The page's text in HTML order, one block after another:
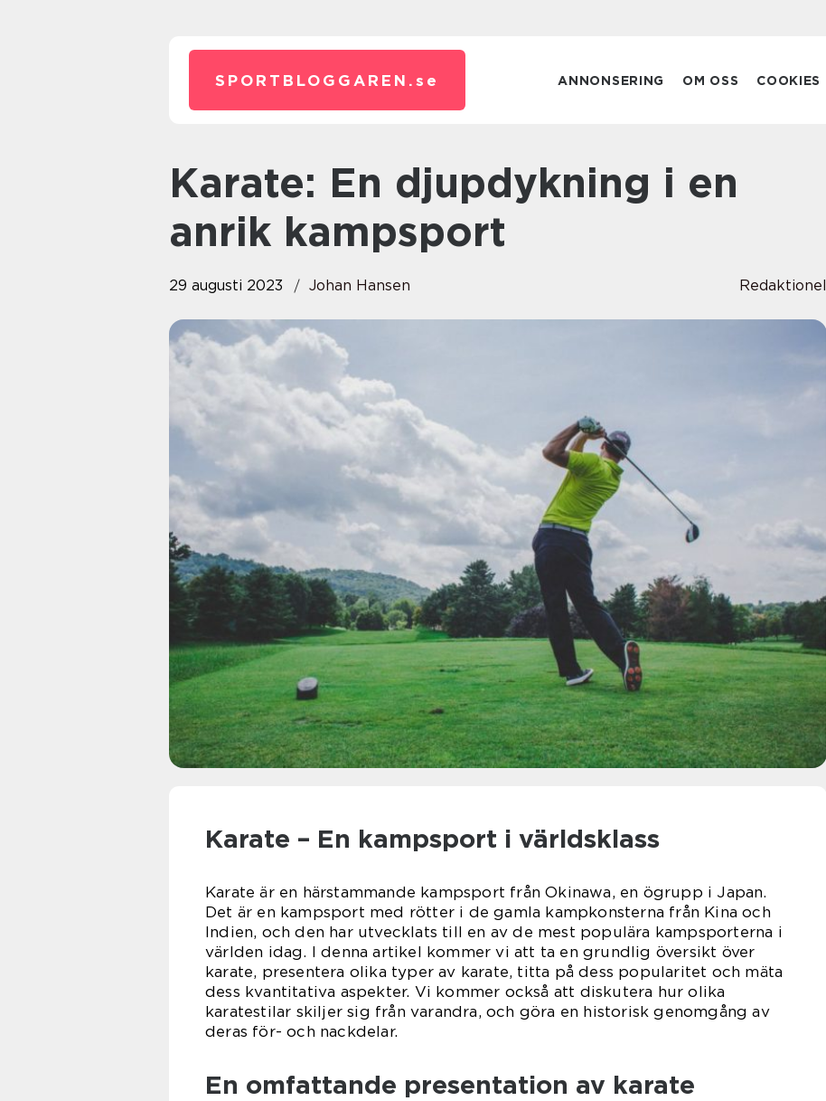
SPORTBLOGGAREN. se ANNONSERING OM OSS COOKIES
Karate: En djupdykning i en
anrik kampsport
29 augusti 2023 Johan Hansen Redaktionel
Karate – En kampsport i världsklass
Karate är en härstammande kampsport från Okinawa, en ögrupp i Japan.
Det är en kampsport med rötter i de gamla kampkonsterna från Kina och
Indien, och den har utvecklats till en av de mest populära kampsporterna i
världen idag. I denna artikel kommer vi att ta en grundlig översikt över
karate, presentera olika typer av karate, titta på dess popularitet och mäta
dess kvantitativa aspekter. Vi kommer också att diskutera hur olika
karatestilar skiljer sig från varandra, och göra en historisk genomgång av
deras för- och nackdelar.
En omfattande presentation av karate